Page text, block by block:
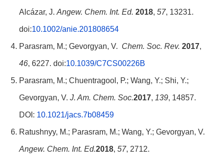
Alcázar, J.Angew. Chem. Int. Ed. 2018, 57, 13231.
doi:10.1002/anie.201808654
Parasram, M.; Gevorgyan, V. Chem. Soc. Rev. 2017,
46, 6227. doi:10.1039/C7CS00226B
Parasram, M.; Chuentragool, P.; Wang, Y.; Shi, Y.;
Gevorgyan, V. J. Am. Chem. Soc.2017, 139, 14857.
DOI: 10.1021/jacs.7b08459
Ratushnyy, M.; Parasram, M.; Wang, Y.; Gevorgyan, V.
Angew. Chem. Int. Ed.2018, 57, 2712.